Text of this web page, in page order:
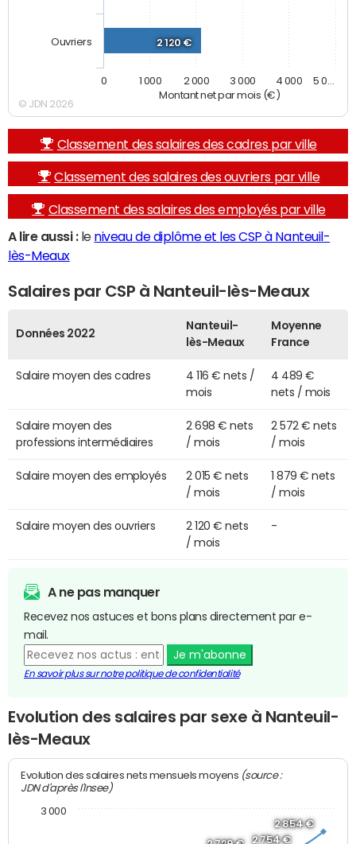
Montant net par mois (€)
2 120 €
Ouvriers
0 1 000 2 000 3 000 4 000 5 0…
© JDN 2026
Classement des salaires des cadres par ville
Classement des salaires des ouvriers par ville
Classement des salaires des employés par ville
A lire aussi :le niveau de diplôme et les CSP à Nanteuil-
lès-Meaux
Salaires par CSP à Nanteuil-lès-Meaux
Données 2022
Nanteuil-
lès-Meaux
Moyenne
France
Salaire moyen des cadres
4 116 € nets /
mois
4 489 €
nets / mois
Salaire moyen des
professions intermédiaires
2 698 € nets
/ mois
2 572 € nets
/ mois
Salaire moyen des employés
2 015 € nets
/ mois
1 879 € nets
/ mois
Salaire moyen des ouvriers
2 120 € nets
/ mois
-
A ne pas manquer
Recevez nos astuces et bons plans directement par e-
mail.
Je m'abonne
En savoir plus sur notre politique de confidentialité
Evolution des salaires par sexe à Nanteuil-
lès-Meaux
Evolution des salaires nets mensuels moyens (source :
JDN d'après l'Insee)
2 754 €
2 854 €
3 000